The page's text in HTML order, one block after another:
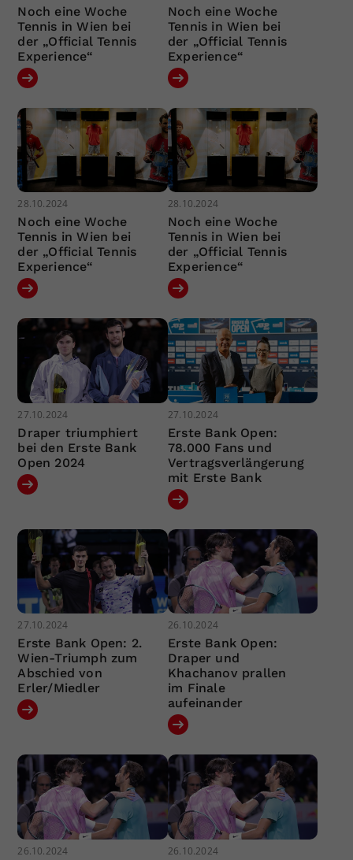
Noch eine Woche
Tennis in Wien bei
der „Official Tennis
Experience“
Noch eine Woche
Tennis in Wien bei
der „Official Tennis
Experience“
28.10.2024
Noch eine Woche
Tennis in Wien bei
der „Official Tennis
Experience“
28.10.2024
Noch eine Woche
Tennis in Wien bei
der „Official Tennis
Experience“
27.10.2024
Draper triumphiert
bei den Erste Bank
Open 2024
27.10.2024
Erste Bank Open:
78.000 Fans und
Vertragsverlängerung
mit Erste Bank
27.10.2024
Erste Bank Open: 2.
Wien-Triumph zum
Abschied von
Erler/Miedler
26.10.2024
Erste Bank Open:
Draper und
Khachanov prallen
im Finale
aufeinander
26.10.2024 26.10.2024